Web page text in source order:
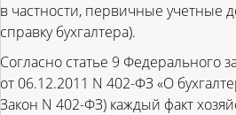
в частности, первичные учетные
справку бухгалтера).
Согласно статье 9 Федерального
от 06.12.2011 N 402-ФЗ «О
Закон N 402-ФЗ) каждый факт